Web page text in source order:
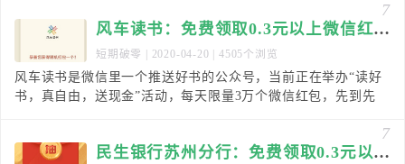
7
风车读书：免费领取0.3元以上微信红包！
短期破零 | 2020-04-20 | 4505个浏览
风车读书是微信里一个推送好书的公众号，当前正在举办“读好
书，真自由，送现金”活动，每天限量3万个微信红包，先到先
7
民生银行苏州分行：免费领取0.3元以上微信红包！